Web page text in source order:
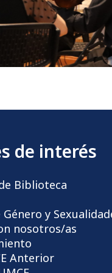
de interés
Biblioteca
y
nosotros/as
Anterior